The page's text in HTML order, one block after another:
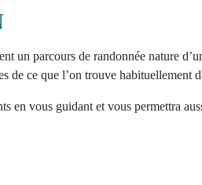
un parcours de randonnée nature
ce que l’on trouve habituellement
vous guidant et vous permettra